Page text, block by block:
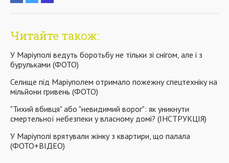
Читайте також:
У Маріуполі ведуть боротьбу не тільки зі снігом, але і з
бурульками (ФОТО)
Селище під Маріуполем отримало пожежну спецтехніку на
мільйони гривень (ФОТО)
"Тихий вбивця" або "невидимий ворог": як уникнути
смертельної небезпеки у власному домі? (ІНСТРУКЦІЯ)
У Маріуполі врятували жінку з квартири, що палала
(ФОТО+ВІДЕО)